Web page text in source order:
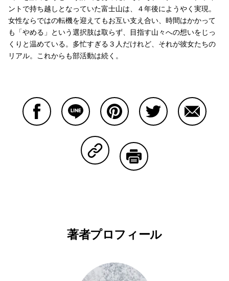
ントで持ち越しとなっていた富士山は、４年後にようやく実現。
女性ならではの転機を迎えてもお互い支え合い、時間はかかって
も「やめる」という選択肢は取らず、目指す山々への想いをじっ
くりと温めている。多忙すぎる３人だけれど、それが彼女たちの
リアル。これからも部活動は続く。
Copy Linkで共有する
著者プロフィール